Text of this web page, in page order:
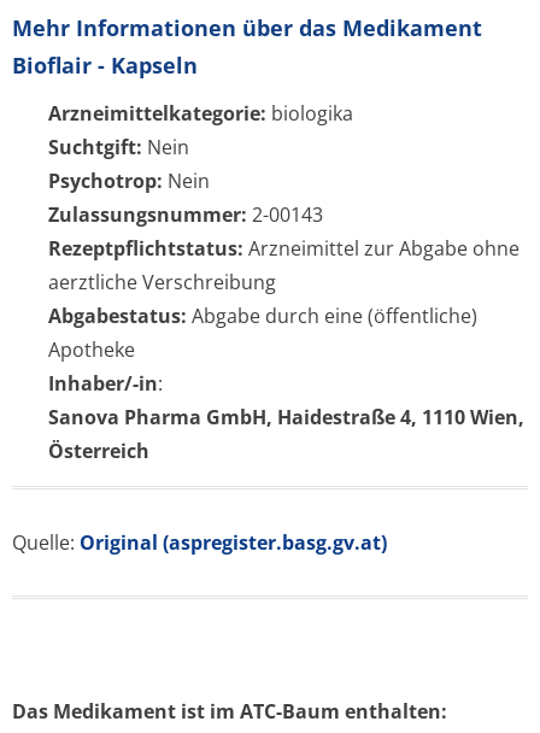
Mehr Informationen über das Medikament
Bioflair - Kapseln
Arzneimittelkategorie: biologika
Suchtgift: Nein
Psychotrop: Nein
Zulassungsnummer: 2-00143
Rezeptpflichtstatus: Arzneimittel zur Abgabe ohne
aerztliche Verschreibung
Abgabestatus: Abgabe durch eine (öffentliche)
Apotheke
Inhaber/-in:
Sanova Pharma GmbH, Haidestraße 4, 1110 Wien,
Österreich
Quelle: Original (aspregister.basg.gv.at)
Das Medikament ist im ATC-Baum enthalten: